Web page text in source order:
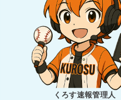
くろす速報管理人